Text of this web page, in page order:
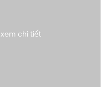
chi tiết